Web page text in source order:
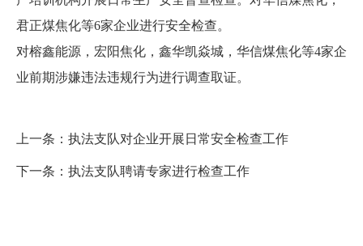
君正煤焦化等6家企业进行安全检查。
对榕鑫能源，宏阳焦化，鑫华凯焱城，华信煤焦化等4家企
业前期涉嫌违法违规行为进行调查取证。
上一条： 执法支队对企业开展日常安全检查工作
下一条： 执法支队聘请专家进行检查工作